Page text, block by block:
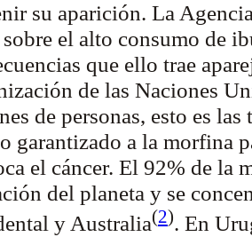
su aparición. La
el alto consumo de
que ello trae
de las Naciones
de personas, esto es las
garantizado a la morfina
el cáncer. El 92% de la
del planeta y se
y Australia(2). En